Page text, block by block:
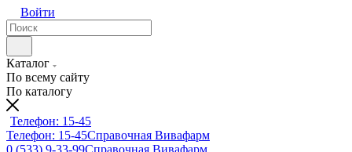
Войти
Каталог
По всему сайту
По каталогу
Телефон: 15-45
Телефон: 15-45Справочная Вивафарм
0 (533) 9-33-99Справочная Вивафарм